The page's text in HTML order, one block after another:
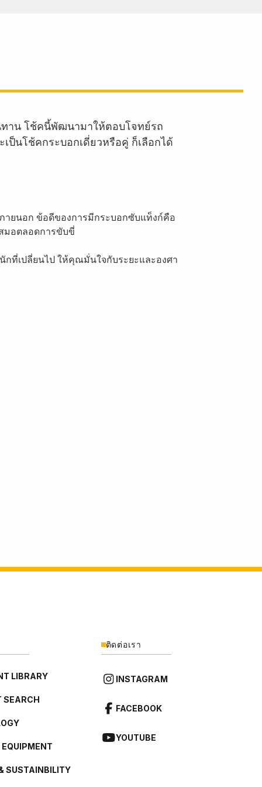
ทาน โช้คนี้พัฒนามาให้ตอบโจทย์รถ
ป็นโช้คกระบอกเดี่ยวหรือคู่ ก็เลือกได้
ายนอก ข้อดีของการมีกระบอกซับแท็งก์คือ
มอตลอดการขับขี่
ที่เปลี่ยนไป ให้คุณมั่นใจกับระยะและองศา
LIBRARY
SEARCH
SUSTAINBILITY
ติดต่อเรา
INSTAGRAM
FACEBOOK
YOUTUBE